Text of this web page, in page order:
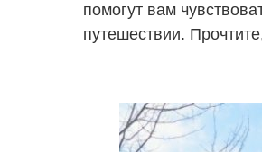
помогут вам
путешествии.